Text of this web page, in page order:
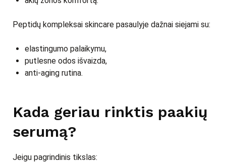
Peptidų kompleksai skincare pasaulyje dažnai siejami su:
elastingumo palaikymu,
putlesne odos išvaizda,
anti-aging rutina.
Kada geriau rinktis paakių
serumą?
Jeigu pagrindinis tikslas: